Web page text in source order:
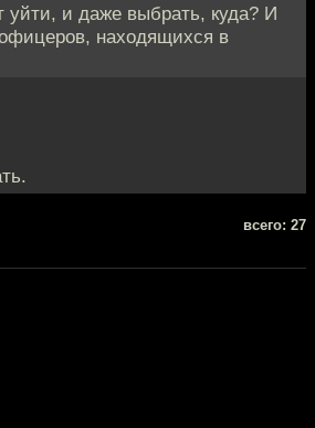
и даже выбрать, куда? И
находящихся в
всего: 27